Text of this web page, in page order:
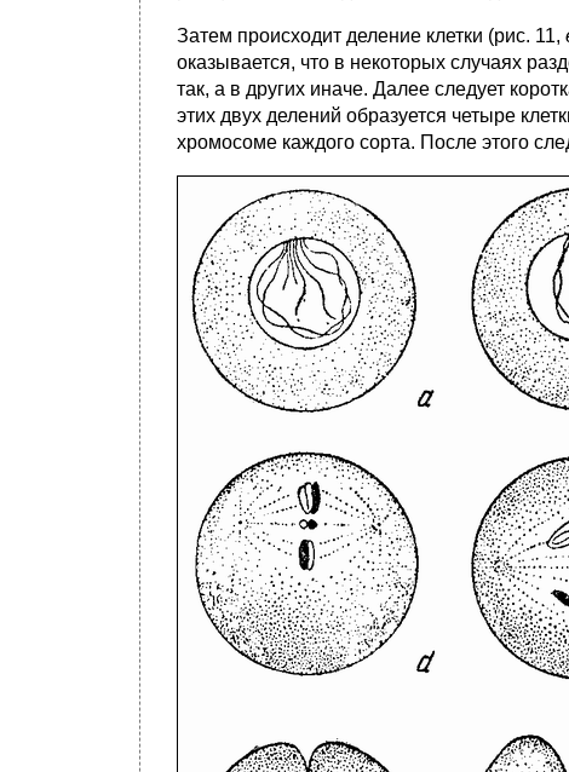
Затем происходит деление клетки (рис. 11,
оказывается, что в некоторых случаях
так, а в других иначе. Далее следует
этих двух делений образуется четыре
хромосоме каждого сорта. После этого